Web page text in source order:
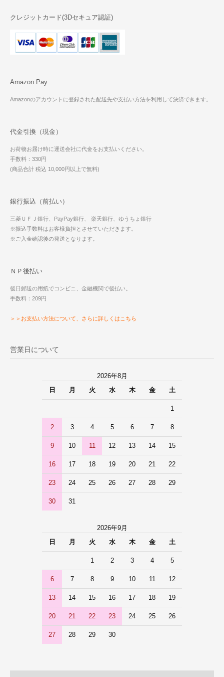
クレジットカード(3Dセキュア認証)
Amazon Pay
Amazonのアカウントに登録された配送先や支払い方法を利用して決済できます。
代金引換（現金）
お荷物お届け時に運送会社に代金をお支払いください。
手数料：330円
(商品合計 税込 10,000円以上で無料)
銀行振込（前払い）
三菱ＵＦＪ銀行、PayPay銀行、 楽天銀行、ゆうちょ銀行
※振込手数料はお客様負担とさせていただきます。
※ご入金確認後の発送となります。
ＮＰ後払い
後日郵送の用紙でコンビニ、金融機関で後払い。
手数料：209円
＞＞お支払い方法について、さらに詳しくはこちら
営業日について
2026年8月
日
月 火 水 木 金 土
1
2 3 4 5 6 7 8
9 10 11 12 13 14 15
16 17 18 19 20 21 22
23 24 25 26 27 28 29
30 31
2026年9月
日
月 火 水 木 金 土
1 2 3 4 5
6 7 8 9 10 11 12
13 14 15 16 17 18 19
20 21 22 23 24 25 26
27 28 29 30